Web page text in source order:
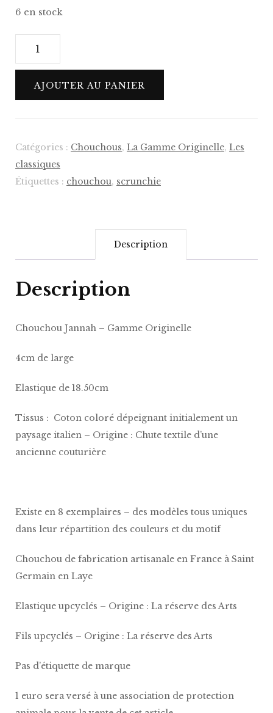
6 en stock
quantité
Jannah
Originelle
AJOUTER AU PANIER
Catégories : Chouchous, La Gamme Originelle, Les
classiques
Étiquettes : chouchou, scrunchie
Description
Description
Chouchou Jannah – Gamme Originelle
4cm de large
Elastique de 18.50cm
Tissus : Coton coloré dépeignant initialement un
paysage italien – Origine : Chute textile d’une
ancienne couturière
Existe en 8 exemplaires – des modèles tous uniques
dans leur répartition des couleurs et du motif
Chouchou de fabrication artisanale en France à Saint
Germain en Laye
Elastique upcyclés – Origine : La réserve des Arts
Fils upcyclés – Origine : La réserve des Arts
Pas d’étiquette de marque
1 euro sera versé à une association de protection